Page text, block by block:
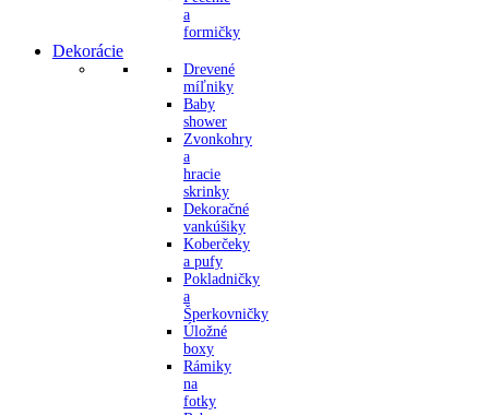
a
formičky
Dekorácie
Drevené
míľniky
Baby
shower
Zvonkohry
a
hracie
skrinky
Dekoračné
vankúšiky
Koberčeky
a pufy
Pokladničky
a
Šperkovničky
Úložné
boxy
Rámiky
na
fotky